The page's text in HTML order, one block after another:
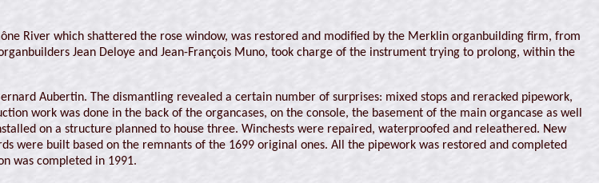
River which shattered the rose window, was restored and modified by the Merklin organbuilding firm, from
Jean Deloye and Jean-François Muno, took charge of the instrument trying to prolong, within the
Aubertin. The dismantling revealed a certain number of surprises: mixed stops and reracked pipework,
work was done in the back of the organcases, on the console, the basement of the main organcase as well
on a structure planned to house three. Winchests were repaired, waterproofed and releathered. New
were built based on the remnants of the 1699 original ones. All the pipework was restored and completed
was completed in 1991.